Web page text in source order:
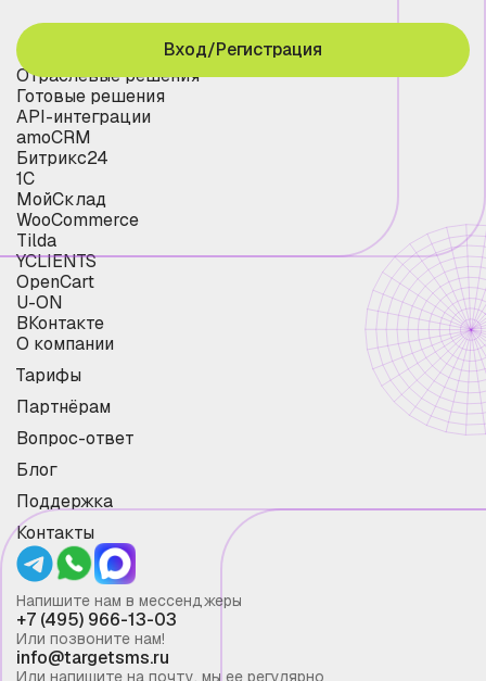
Отраслевые решения
Готовые решения
API-интеграции
amoCRM
Битрикс24
1С
МойСклад
WooCommerce
Tilda
YCLIENTS
OpenCart
U-ON
ВКонтакте
О компании
Тарифы
Партнёрам
Вопрос-ответ
Блог
Поддержка
Контакты
Вход/Регистрация
Напишите нам в мессенджеры
+7 (495) 966-13-03
Или позвоните нам!
info@targetsms.ru
Или напишите на почту, мы ее регулярно